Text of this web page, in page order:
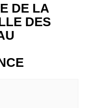
DE LA
DES